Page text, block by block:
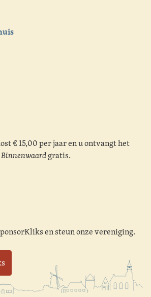
€ 15,00 per jaar en u ontvangt het
Binnenwaardgratis.
en steun onze vereniging.